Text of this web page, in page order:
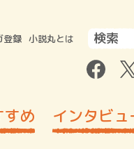
登録 小説丸とは
め インタビュ